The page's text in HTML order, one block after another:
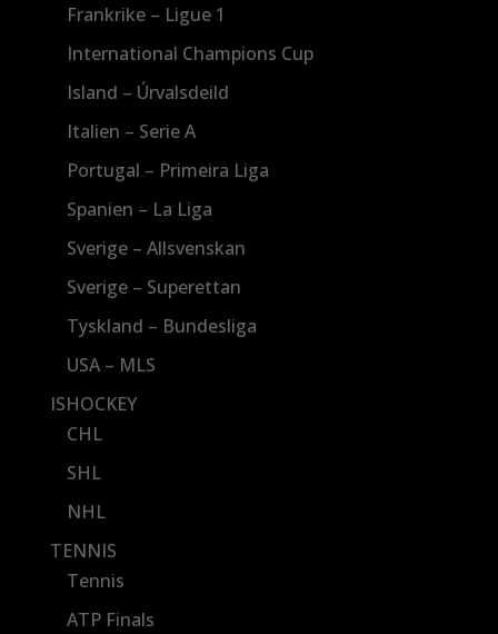
Frankrike – Ligue 1
International Champions Cup
Island – Úrvalsdeild
Italien – Serie A
Portugal – Primeira Liga
Spanien – La Liga
Sverige – Allsvenskan
Sverige – Superettan
Tyskland – Bundesliga
USA – MLS
ISHOCKEY
CHL
SHL
NHL
TENNIS
Tennis
ATP Finals